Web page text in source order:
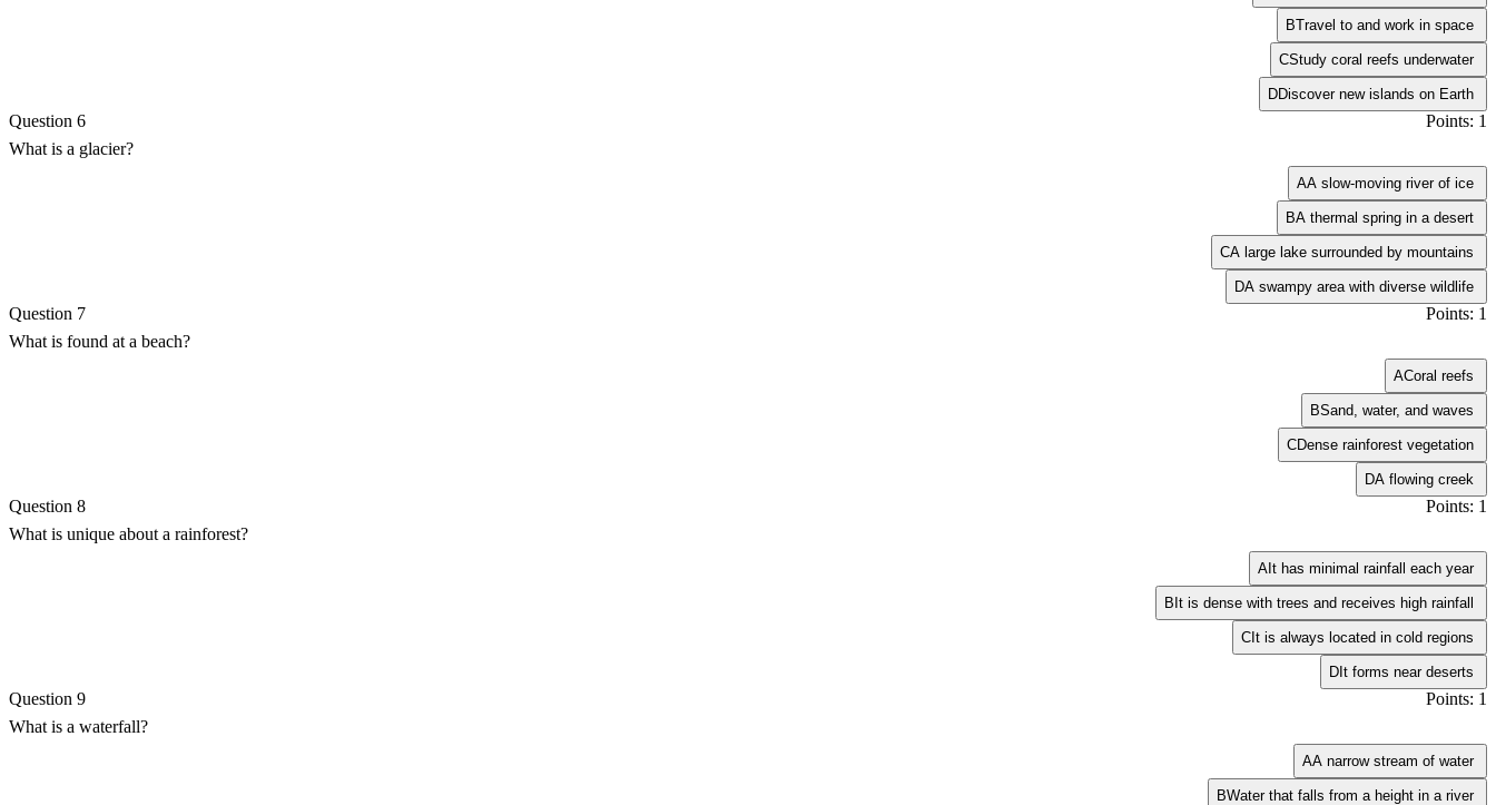
BTravel to and work in space
CStudy coral reefs underwater
DDiscover new islands on Earth
Question 6
Points: 1
What is a glacier?
AA slow-moving river of ice
BA thermal spring in a desert
CA large lake surrounded by mountains
DA swampy area with diverse wildlife
Question 7
Points: 1
What is found at a beach?
ACoral reefs
BSand, water, and waves
CDense rainforest vegetation
DA flowing creek
Question 8
Points: 1
What is unique about a rainforest?
A It has minimal rainfall each year
B It is dense with trees and receives high rainfall
C It is always located in cold regions
D It forms near deserts
Question 9
Points: 1
What is a waterfall?
AA narrow stream of water
BWater that falls from a height in a river